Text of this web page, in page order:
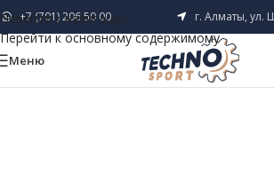
Перейти к навигации
Перейти к основному содержимому
+7 (701) 206 50 00 г. Алматы, ул.
Меню